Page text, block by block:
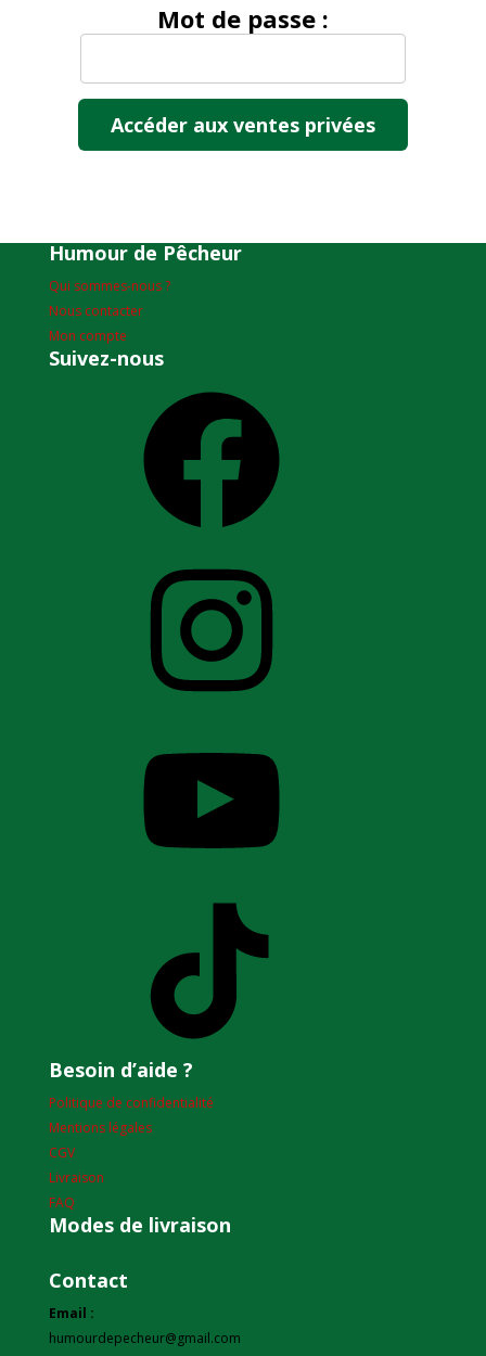
Mot de passe :
Humour de Pêcheur
Qui sommes-nous ?
Nous contacter
Mon compte
Suivez-nous
Besoin d’aide ?
Politique de confidentialité
Mentions légales
CGV
Livraison
FAQ
Modes de livraison
Contact
Email :
humourdepecheur@gmail.com